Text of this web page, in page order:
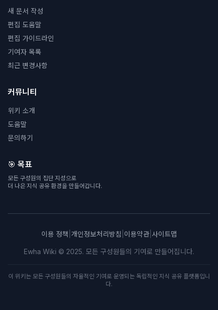
새 문서 작성
편집 도움말
편집 가이드라인
기여자 목록
최근 변경사항
커뮤니티
위키 소개
도움말
문의하기
🎯 목표
모든 구성원의 집단 지성으로
더 나은 지식 공유 환경을 만들어갑니다.
이용 정책 개인정보처리방침 이용약관| 사이트맵
Ewha Wiki © 2025. 모든 구성원들의 기여로 만들어집니다.
이 위키는 모든 구성원들의 자율적인 기여로 운영되는 독립적인 지식 공유 플랫폼입니
다.